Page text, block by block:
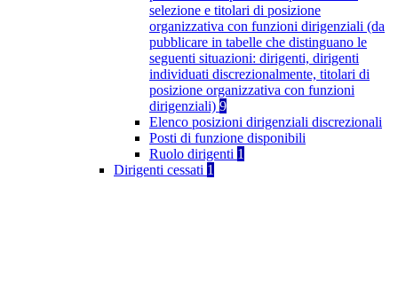
selezione e titolari di posizione
organizzativa con funzioni dirigenziali (da
pubblicare in tabelle che distinguano le
seguenti situazioni: dirigenti, dirigenti
individuati discrezionalmente, titolari di
posizione organizzativa con funzioni
dirigenziali) 9
Elenco posizioni dirigenziali discrezionali
Posti di funzione disponibili
Ruolo dirigenti 1
Dirigenti cessati 1